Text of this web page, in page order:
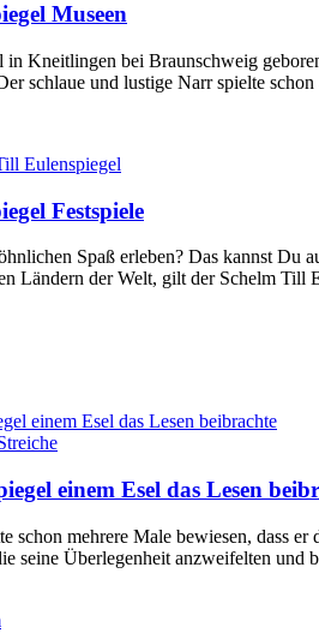
Museen
in Kneitlingen bei Braunschweig
schlaue und lustige Narr spielte
Festspiele
Spaß erleben? Das kannst Du
Ländern der Welt, gilt der Schelm
einem Esel das Lesen
schon mehrere Male bewiesen, dass
seine Überlegenheit anzweifelten